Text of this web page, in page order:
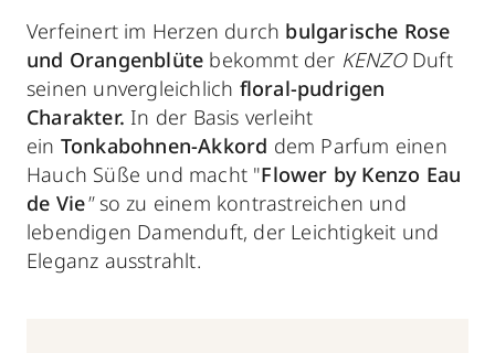
Verfeinert im Herzen durch bulgarische Rose
und Orangenblüte bekommt der KENZODuft
seinen unvergleichlich floral-pudrigen
Charakter. In der Basis verleiht
ein Tonkabohnen-Akkord dem Parfum einen
Hauch Süße und macht "Flower by Kenzo Eau
de Vie" so zu einem kontrastreichen und
lebendigen Damenduft, der Leichtigkeit und
Eleganz ausstrahlt.